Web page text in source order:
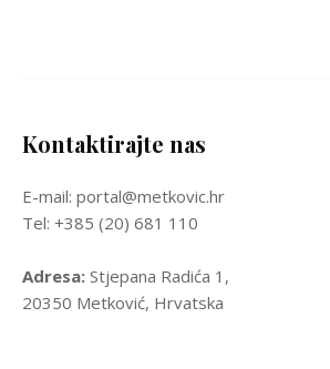
Kontaktirajte nas
E-mail: portal@metkovic.hr
Tel: +385 (20) 681 110
Adresa: Stjepana Radića 1,
20350 Metković, Hrvatska